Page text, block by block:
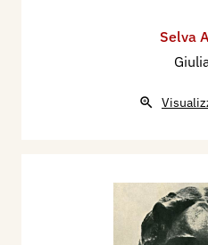
Selva